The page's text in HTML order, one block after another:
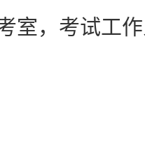
室，考试工